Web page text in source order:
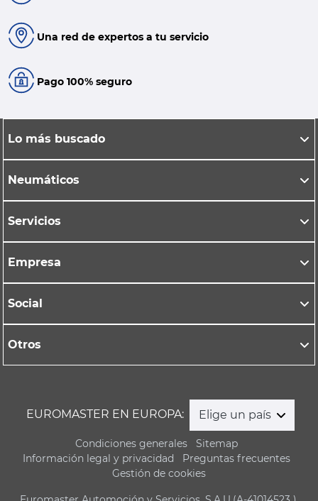
Una red de expertos a tu servicio
Pago 100% seguro
Lo más buscado
Neumáticos
Servicios
Empresa
Social
Otros
EUROMASTER EN EUROPA: Elige un país
Condiciones generales
Sitemap
Información legal y privacidad
Preguntas frecuentes
Gestión de cookies